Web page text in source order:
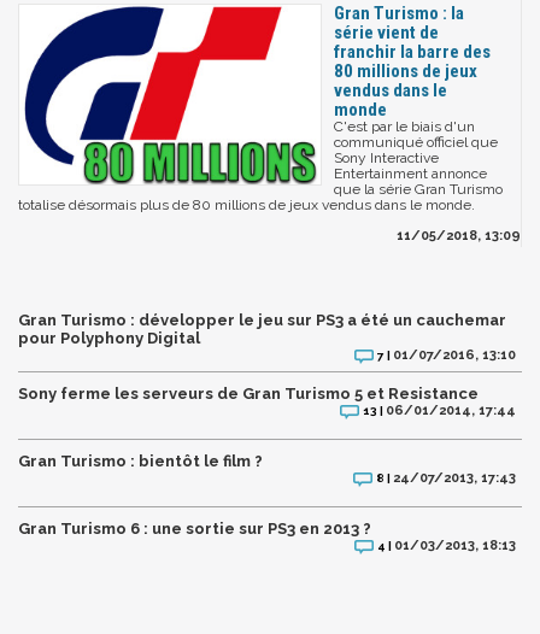
Gran Turismo : la
série vient de
franchir la barre des
80 millions de jeux
vendus dans le
monde
C'est par le biais d'un
communiqué officiel que
Sony Interactive
Entertainment annonce
que la série Gran Turismo
totalise désormais plus de 80 millions de jeux vendus dans le monde.
11/05/2018, 13:09
Gran Turismo : développer le jeu sur PS3 a été un cauchemar
pour Polyphony Digital
7 | 01/07/2016, 13:10
Sony ferme les serveurs de Gran Turismo 5 et Resistance
13 | 06/01/2014, 17:44
Gran Turismo : bientôt le film ?
8 | 24/07/2013, 17:43
Gran Turismo 6 : une sortie sur PS3 en 2013 ?
4 | 01/03/2013, 18:13